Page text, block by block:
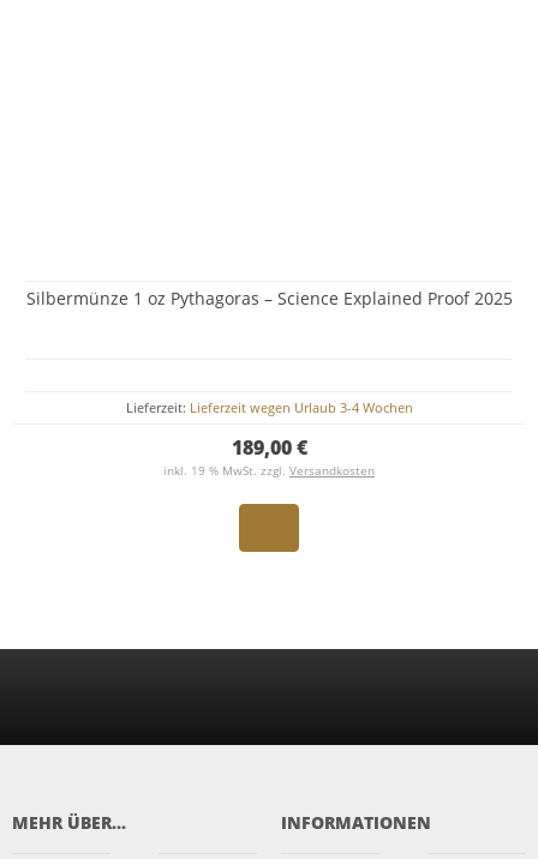
Silbermünze 1 oz Pythagoras – Science Explained Proof 2025
Lieferzeit: Lieferzeit wegen Urlaub 3-4 Wochen
189,00 €
inkl. 19 % MwSt. zzgl. Versandkosten
MEHR ÜBER... INFORMATIONEN